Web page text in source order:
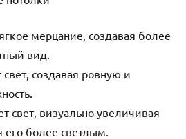
мерцание, создавая более
вид.
создавая ровную и
свет, визуально увеличивая
его более светлым.